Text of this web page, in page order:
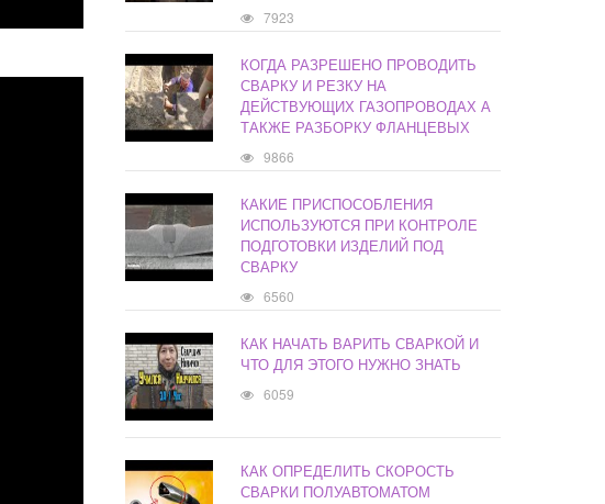
7923
КОГДА РАЗРЕШЕНО ПРОВОДИТЬ
СВАРКУ И РЕЗКУ НА
ДЕЙСТВУЮЩИХ ГАЗОПРОВОДАХ А
ТАКЖЕ РАЗБОРКУ ФЛАНЦЕВЫХ
9866
КАКИЕ ПРИСПОСОБЛЕНИЯ
ИСПОЛЬЗУЮТСЯ ПРИ КОНТРОЛЕ
ПОДГОТОВКИ ИЗДЕЛИЙ ПОД
СВАРКУ
6560
КАК НАЧАТЬ ВАРИТЬ СВАРКОЙ И
ЧТО ДЛЯ ЭТОГО НУЖНО ЗНАТЬ
6059
КАК ОПРЕДЕЛИТЬ СКОРОСТЬ
СВАРКИ ПОЛУАВТОМАТОМ